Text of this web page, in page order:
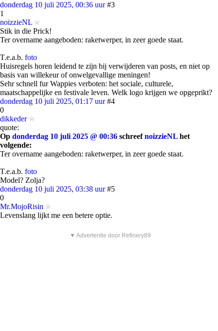
donderdag 10 juli 2025, 00:36 uur #3
1
noizzieNL
Stik in die Prick!
Ter overname aangeboden: raketwerper, in zeer goede staat.
T.e.a.b. foto
Huisregels horen leidend te zijn bij verwijderen van posts, en niet op
basis van willekeur of onwelgevallige meningen!
Sehr schnell fur Wappies verboten: het sociale, culturele,
maatschappelijke en festivale leven. Welk logo krijgen we opgeprikt?
donderdag 10 juli 2025, 01:17 uur #4
0
dikkeder
quote:
Op donderdag 10 juli 2025 @ 00:36 schreefnoizzieNL het
volgende:
Ter overname aangeboden: raketwerper, in zeer goede staat.
T.e.a.b. foto
Model? Zolja?
donderdag 10 juli 2025, 03:38 uur #5
0
Mr.MojoRisin
Levenslang lijkt me een betere optie.
▼ Advertentie door Refinery89